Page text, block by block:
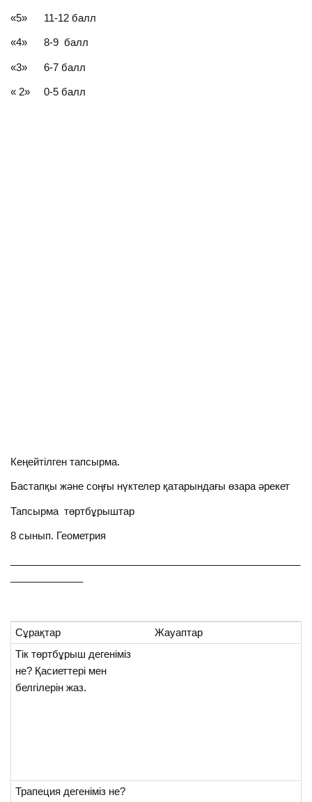
«5» 11-12 балл
«4» 8-9 балл
«3» 6-7 балл
« 2» 0-5 балл
Кеңейтілген тапсырма.
Бастапқы және соңғы нүктелер қатарындағы өзара әрекет
Тапсырма төртбұрыштар
8 сынып. Геометрия
Сұрақтар
Жауаптар
Тік төртбұрыш дегеніміз
не? Қасиеттері мен
белгілерін жаз.
Трапеция дегеніміз не?